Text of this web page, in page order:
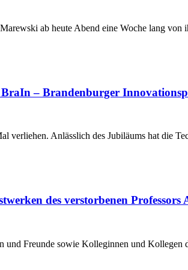
ab heute Abend eine Woche lang
– Brandenburger
Anlässlich des Jubiläums hat die
des verstorbenen Professors
und Freunde sowie Kolleginnen und Kollegen